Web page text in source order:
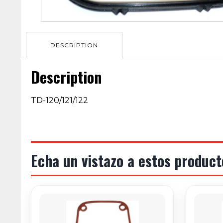
DESCRIPTION
Description
TD-120/121/122
Echa un vistazo a estos